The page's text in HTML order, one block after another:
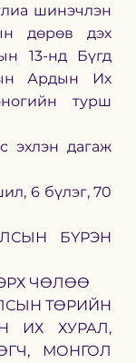
шинэчлэн
дөрөв дэх
13-нд Бүгд
Ардын Их
турш
эхлэн дагаж
6 бүлэг, 70
БҮРЭН
ЧӨЛӨӨ
ТӨРИЙН
ИХ ХУРАЛ,
МОНГОЛ